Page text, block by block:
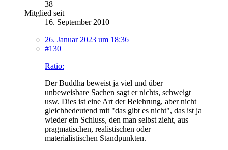
38
Mitglied seit
16. September 2010
26. Januar 2023 um 18:36
#130
Ratio:
Der Buddha beweist ja viel und über
unbeweisbare Sachen sagt er nichts, schweigt
usw. Dies ist eine Art der Belehrung, aber nicht
gleichbedeutend mit "das gibt es nicht", das ist ja
wieder ein Schluss, den man selbst zieht, aus
pragmatischen, realistischen oder
materialistischen Standpunkten.